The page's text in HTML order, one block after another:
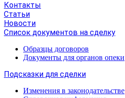
Контакты
Статьи
Новости
Список документов на сделку
Образцы договоров
Документы для органов опеки
Подсказки для сделки
Изменения в законодательстве